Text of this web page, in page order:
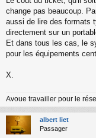
n
u
change pas beaucoup.
aussi de lire des formats
directement sur un
Et dans tous les cas, le
pour les équipements
X.
Avoue travailler pour le
albert liet
Passager